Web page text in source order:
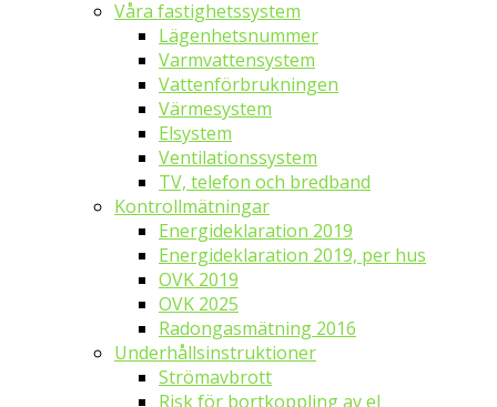
Våra fastighetssystem
Lägenhetsnummer
Varmvattensystem
Vattenförbrukningen
Värmesystem
Elsystem
Ventilationssystem
TV, telefon och bredband
Kontrollmätningar
Energideklaration 2019
Energideklaration 2019, per hus
OVK 2019
OVK 2025
Radongasmätning 2016
Underhållsinstruktioner
Strömavbrott
Risk för bortkoppling av el